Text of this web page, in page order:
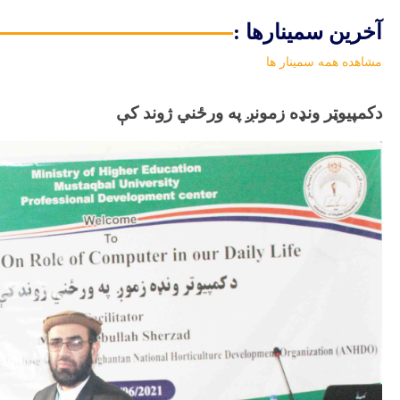
آخرین سمینارها :
مشاهده همه سمینار ها
دکمپیوټر ونډه زمونږ په ورځني ژوند کې